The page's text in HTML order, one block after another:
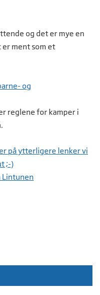
og det er mye en
er ment som et
og
reglene for kamper i
på ytterligere lenker vi
;-)
Lintunen